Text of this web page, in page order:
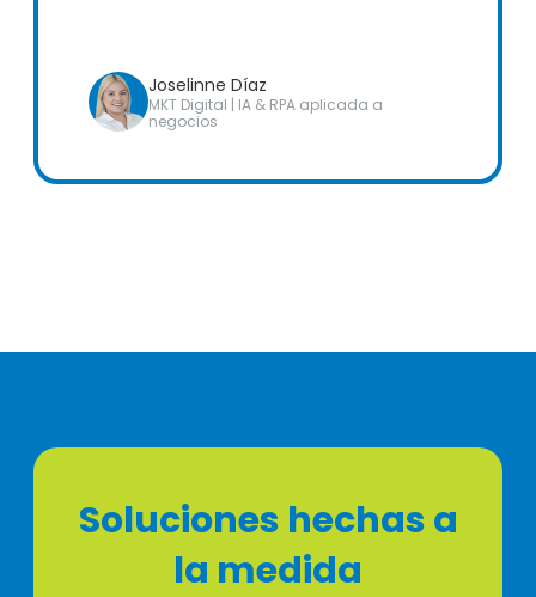
Joselinne Díaz
MKT Digital | IA & RPA aplicada a
negocios
Soluciones hechas a
la medida